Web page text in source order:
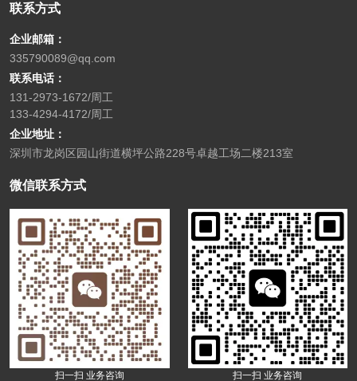
联系方式
企业邮箱：
335790089@qq.com
联系电话：
131-2973-1672/周工
133-4294-4172/周工
企业地址：
深圳市龙岗区园山街道横坪公路228号卓越工场二楼213室
微信联系方式
扫一扫 业务咨询 扫一扫 业务咨询